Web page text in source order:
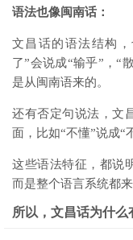
语法也像闽南话：
文昌话的语法结构
了”会说成“输乎”，“
是从闽南语来的。
还有否定句说法，文
面，比如“不懂”说成“
这些语法特征，都说
而是整个语言系统都来
所以，文昌话为什么